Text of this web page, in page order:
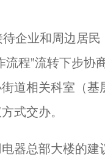
业和周边居民
程”流转下步协
道相关科室（基
式交办。
总部大楼的建